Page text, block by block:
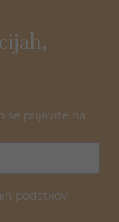
se prijavite na
podatkov.